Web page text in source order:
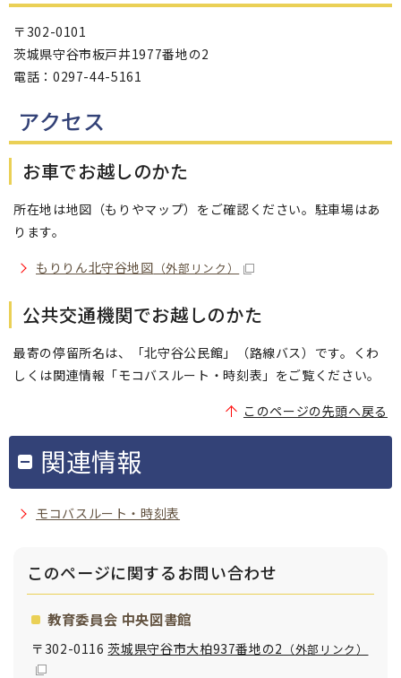
〒302-0101
茨城県守谷市板戸井1977番地の2
電話：0297-44-5161
アクセス
お車でお越しのかた
所在地は地図（もりやマップ）をご確認ください。駐車場はあ
ります。
もりりん北守谷地図 （外部リンク）
公共交通機関でお越しのかた
最寄の停留所名は、「北守谷公民館」（路線バス）です。くわ
しくは関連情報「モコバスルート・時刻表」をご覧ください。
このページの先頭へ戻る
関連情報
モコバスルート・時刻表
このページに関するお問い合わせ
教育委員会 中央図書館
〒302-0116茨城県守谷市大柏937番地の2 （外部リンク）